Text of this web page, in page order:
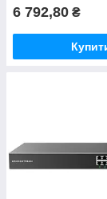
6 792,80 ₴